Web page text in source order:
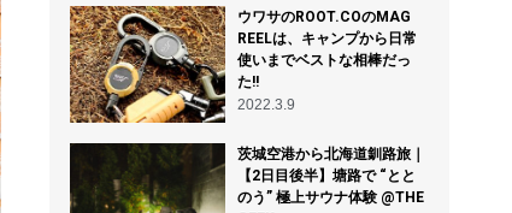
ウワサのROOT.COのMAG
REELは、キャンプから日常
使いまでベストな相棒だっ
た!!
2022.3.9
茨城空港から北海道釧路旅｜
【2日目後半】塘路で “とと
のう” 極上サウナ体験 @THE